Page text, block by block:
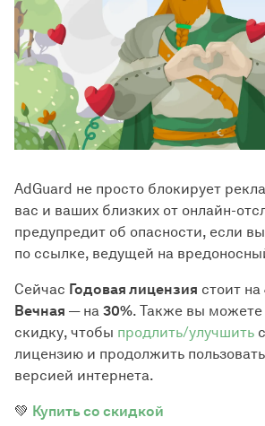
AdGuard не просто блокирует
вас и ваших близких от онлайн-
предупредит об опасности, если
по ссылке, ведущей на
Сейчас Годовая лицензия стоит на
Вечная — на 30%. Также вы
скидку, чтобы продлить/улучшить
лицензию и продолжить
версией интернета.
💚 Купить со скидкой